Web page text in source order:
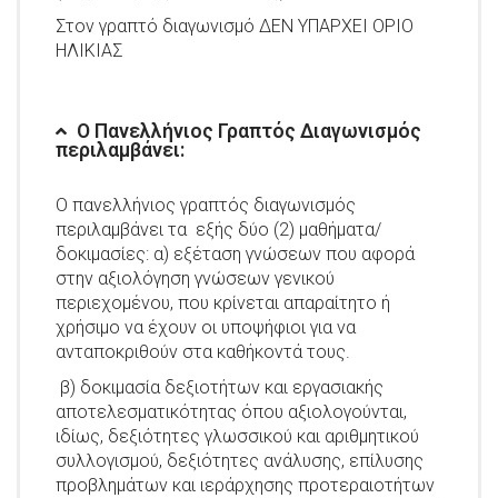
Στον γραπτό διαγωνισμό ΔΕΝ ΥΠΑΡΧΕΙ ΟΡΙΟ
ΗΛΙΚΙΑΣ
Ο Πανελλήνιος Γραπτός Διαγωνισμός
περιλαμβάνει:
Ο πανελλήνιος γραπτός διαγωνισμός
περιλαμβάνει τα εξής δύο (2) μαθήματα/
δοκιμασίες: α) εξέταση γνώσεων που αφορά
στην αξιολόγηση γνώσεων γενικού
περιεχομένου, που κρίνεται απαραίτητο ή
χρήσιμο να έχουν οι υποψήφιοι για να
ανταποκριθούν στα καθήκοντά τους.
β) δοκιμασία δεξιοτήτων και εργασιακής
αποτελεσματικότητας όπου αξιολογούνται,
ιδίως, δεξιότητες γλωσσικού και αριθμητικού
συλλογισμού, δεξιότητες ανάλυσης, επίλυσης
προβλημάτων και ιεράρχησης προτεραιοτήτων